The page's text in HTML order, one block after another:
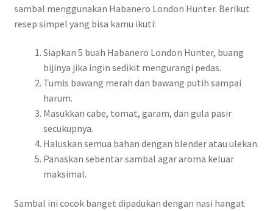
sambal menggunakan Habanero London Hunter. Berikut
resep simpel yang bisa kamu ikuti:
Siapkan 5 buah Habanero London Hunter, buang
bijinya jika ingin sedikit mengurangi pedas.
Tumis bawang merah dan bawang putih sampai
harum.
Masukkan cabe, tomat, garam, dan gula pasir
secukupnya.
Haluskan semua bahan dengan blender atau ulekan.
Panaskan sebentar sambal agar aroma keluar
maksimal.
Sambal ini cocok banget dipadukan dengan nasi hangat